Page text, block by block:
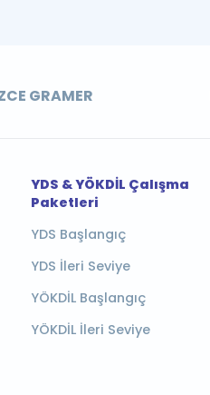
GRAMER
YDS & YÖKDİL Çalışma
Paketleri
YDS Başlangıç
YDS İleri Seviye
YÖKDİL Başlangıç
YÖKDİL İleri Seviye